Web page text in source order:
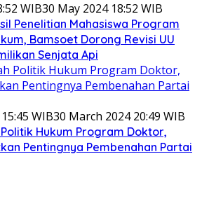
WIB30 May 2024 18:52 WIB
Penelitian Mahasiswa Program
Bamsoet Dorong Revisi UU
Senjata Api
WIB30 March 2024 20:49 WIB
Hukum Program Doktor,
Pentingnya Pembenahan Partai